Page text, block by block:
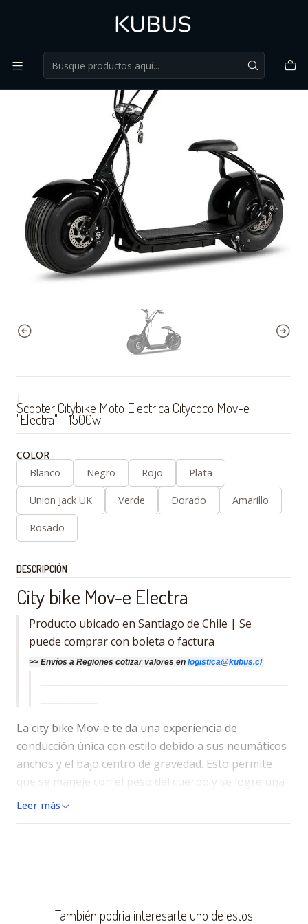
|
Scooter Citybike Moto Electrica Citycoco Mov-e
"Electra" - 1500w
COLOR
Blanco
Negro Rojo Plata
Union Jack UK Verde Dorado Amarillo
Rosado
DESCRIPCIÓN
City bike Mov-e Electra
Producto ubicado en Santiago de Chile | Se
puede comprar con boleta o factura
>> Envíos a Regiones cotizarvalores en logistica@kubus.cl
La city bike Mov-e te da una experiencia de
conducción única con estilo debido a sus neumáticos
anchos y el bajo centro de gravedad. Esto permite
que se maneje con el peso del cuerpo y se logre una
conducción estable incluso a baja velocidad. También
un excelente transporte para ir al trabajo, de
Leer más
También podría interesarte uno de estos